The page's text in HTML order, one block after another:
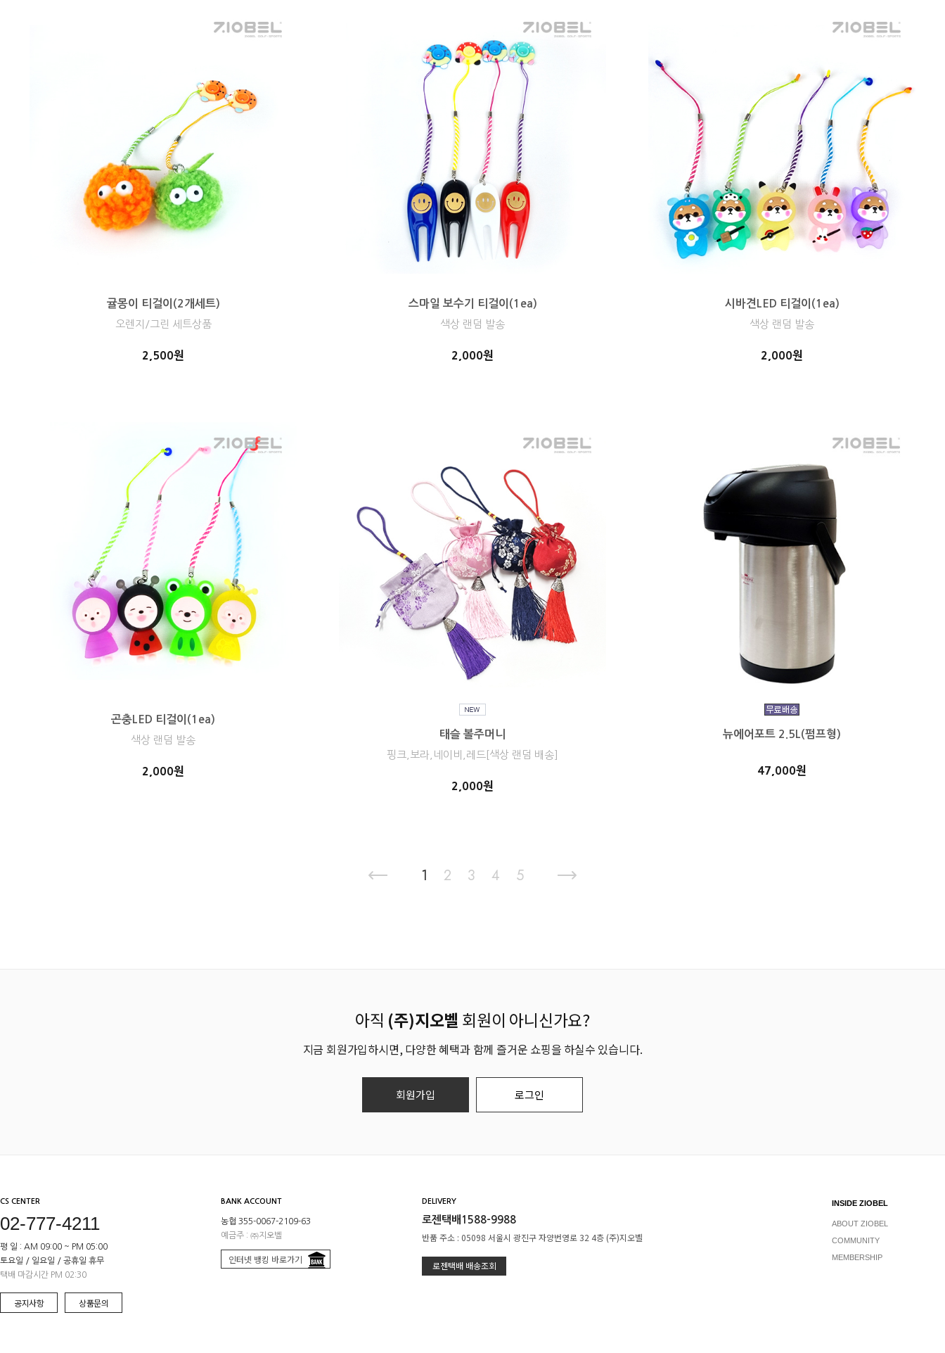
귤몽이 티걸이(2개세트)
오렌지/그린 세트상품
2,500원
스마일 보수기 티걸이(1ea)
색상 랜덤 발송
2,000원
시바견LED 티걸이(1ea)
색상 랜덤 발송
2,000원
곤충LED 티걸이(1ea)
색상 랜덤 발송
2,000원
태슬 볼주머니
핑크,보라,네이비,레드[색상 랜덤 배송]
2,000원
뉴에어포트 2.5L(펌프형)
47,000원
1 2 3 4 5
아직 (주)지오벨 회원이 아니신가요?
지금 회원가입하시면, 다양한 혜택과 함께 즐거운 쇼핑을 하실수 있습니다.
회원가입 로그인
CS CENTER
02-777-4211
평 일 : AM 09:00 ~ PM 05:00
토요일 / 일요일 / 공휴일 휴무
택배 마감시간 PM 02:30
공지사항 상품문의
BANK ACCOUNT
농협 355-0067-2109-63
예금주 : ㈜지오벨
인터넷 뱅킹 바로가기
DELIVERY
로젠택배1588-9988
반품 주소 : 05098 서울시 광진구 자양번영로 32 4층 (주)지오벨
로젠택배 배송조회
INSIDE ZIOBEL
ABOUT ZIOBEL
COMMUNITY
MEMBERSHIP